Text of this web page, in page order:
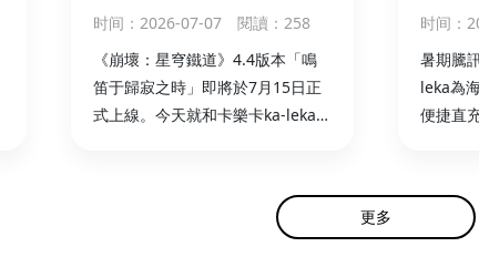
限時1350夢華！ka-leka海
时间 ：2026-07-07
閱讀：258
《崩壞：星穹鐵道》4.4版本「鳴
笛于歸寂之時」即將於7月15日正
式上線。今天就和卡樂卡ka-leka一
卡樂
时间 ：
暑期騰
leka為
便捷直
更多